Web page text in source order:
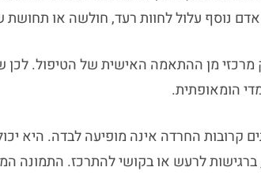
נוסף עלול לחוות רעד, חולשה או תחושת
מן ההתאמה האישית של הטיפול. לכן
הומאופתית.
קרובות החרדה אינה מופיעה לבדה. היא
ברגישות לרעש או בקושי להתרכז.